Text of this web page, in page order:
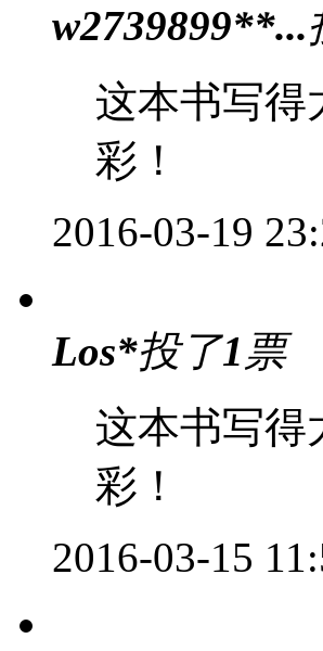
w2739899**...
这本书写得
彩！
2016-03-19
Los*投了1票
这本书写得
彩！
2016-03-15